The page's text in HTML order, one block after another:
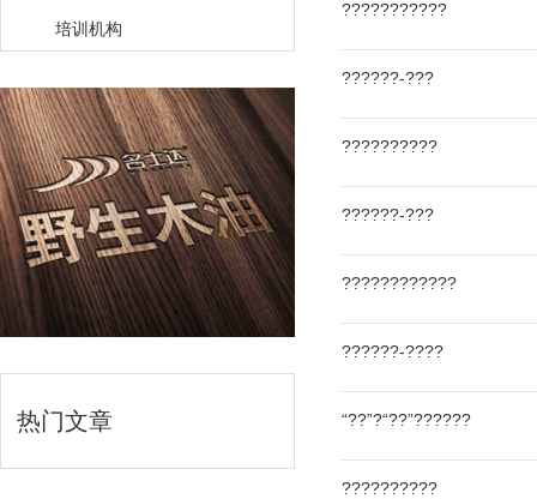
培训机构
热门文章
???????????
??????-???
??????????
??????-???
????????????
??????-????
“??”?“??”??????
??????????